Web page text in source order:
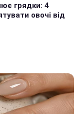
грядки: 4
овочі від